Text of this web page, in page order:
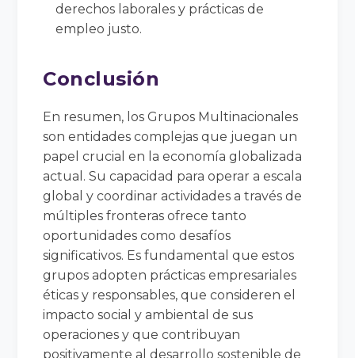
derechos laborales y prácticas de
empleo justo.
Conclusión
En resumen, los Grupos Multinacionales
son entidades complejas que juegan un
papel crucial en la economía globalizada
actual. Su capacidad para operar a escala
global y coordinar actividades a través de
múltiples fronteras ofrece tanto
oportunidades como desafíos
significativos. Es fundamental que estos
grupos adopten prácticas empresariales
éticas y responsables, que consideren el
impacto social y ambiental de sus
operaciones y que contribuyan
positivamente al desarrollo sostenible de